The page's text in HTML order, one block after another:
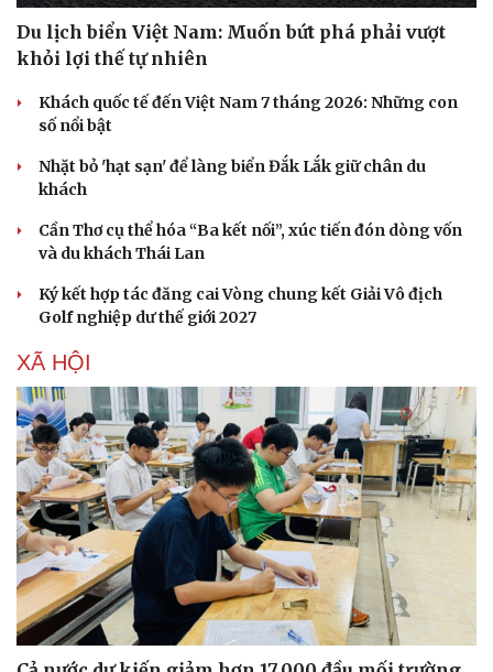
Văn hóa
Sân khấu - Điện ảnh
Văn học
Di sản
Giải trí
Nghệ sĩ
Du lịch biển Việt Nam: Muốn bứt phá phải vượt
khỏi lợi thế tự nhiên
Khách quốc tế đến Việt Nam 7 tháng 2026: Những con
số nổi bật
Nhặt bỏ 'hạt sạn' để làng biển Đắk Lắk giữ chân du
khách
Cần Thơ cụ thể hóa “Ba kết nối”, xúc tiến đón dòng vốn
và du khách Thái Lan
Ký kết hợp tác đăng cai Vòng chung kết Giải Vô địch
Golf nghiệp dư thế giới 2027
XÃ HỘI